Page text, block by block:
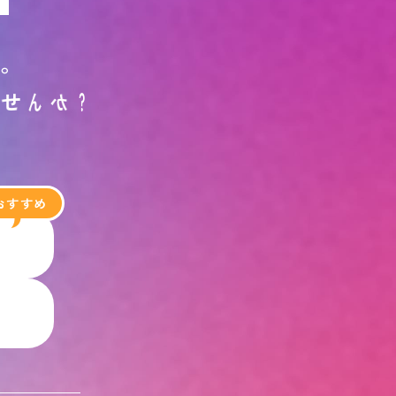
。
せ ん か ？